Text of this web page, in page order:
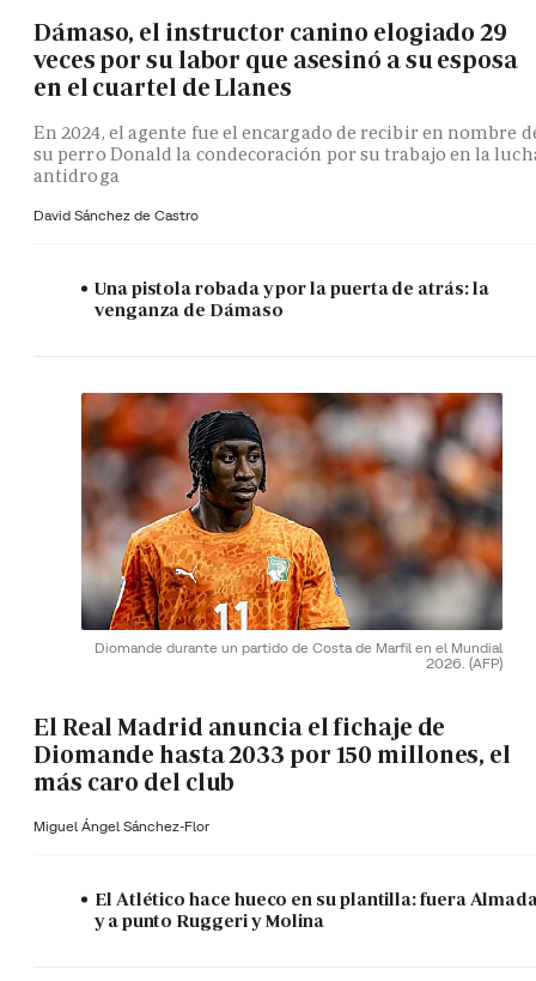
Dámaso, el instructor canino elogiado 29
veces por su labor que asesinó a su esposa
en el cuartel de Llanes
En 2024, el agente fue el encargado de recibir en nombre
su perro Donald la condecoración por su trabajo en la
antidroga
David Sánchez de Castro
Una pistola robada y por la puerta de atrás: la
venganza de Dámaso
Diomande durante un partido de Costa de Marfil en el Mundial
2026. (AFP)
El Real Madrid anuncia el fichaje de
Diomande hasta 2033 por 150 millones, el
más caro del club
Miguel Ángel Sánchez-Flor
El Atlético hace hueco en su plantilla: fuera
y a punto Ruggeri y Molina